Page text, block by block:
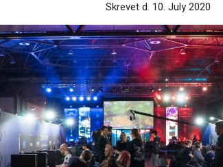
Skrevet d. 10. July 2020